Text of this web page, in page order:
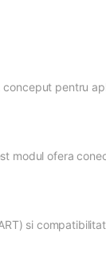
conceput pentru
modul ofera
si